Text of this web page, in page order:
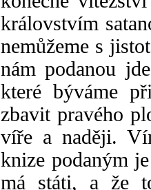
královstvím
nemůžeme s
nám podanou
které býváme
zbavit pravého
víře a naději.
knize podaným
má státi, a že